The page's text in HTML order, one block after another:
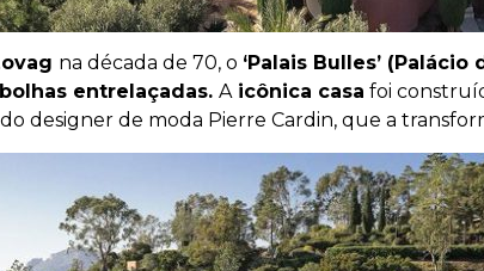
na década de 70, o ‘Palais Bulles’ (Palácio
bolhas entrelaçadas. Aicônica casa foi
designer de moda Pierre Cardin, que a